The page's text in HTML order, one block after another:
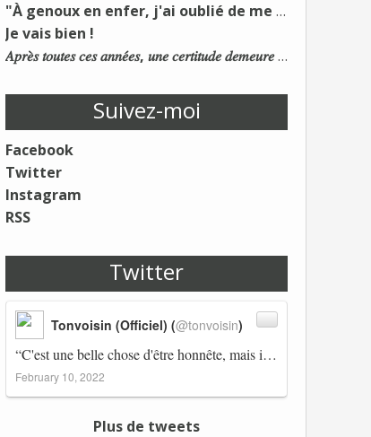
"À genoux en enfer, j'ai oublié de me taire"
Je vais bien !
𝐴𝑝𝑟𝑒̀𝑠 𝑡𝑜𝑢𝑡𝑒𝑠 𝑐𝑒𝑠 𝑎𝑛𝑛𝑒́𝑒𝑠, 𝑢𝑛𝑒 𝑐𝑒𝑟𝑡𝑖𝑡𝑢𝑑𝑒 𝑑𝑒𝑚𝑒𝑢𝑟𝑒 : 𝐿𝑒 𝑚𝑜𝑛𝑑𝑒 𝑑𝑢 𝑡𝑟𝑎𝑣𝑎𝑖𝑙 𝑐ℎ𝑎𝑛𝑔𝑒. 𝐿𝑒𝑠 𝑐𝑜𝑛𝑠 𝑠'𝑎𝑑𝑎𝑝𝑡𝑒𝑛𝑡 :)
Suivez-moi
Facebook
Twitter
Instagram
RSS
Twitter
“C'est une belle chose d'être honnête, mais il est également important d'avoir raison.” Winston Churchill Réplico…
Tonvoisin (Officiel) (@tonvoisin)
February 10, 2022
Plus de tweets